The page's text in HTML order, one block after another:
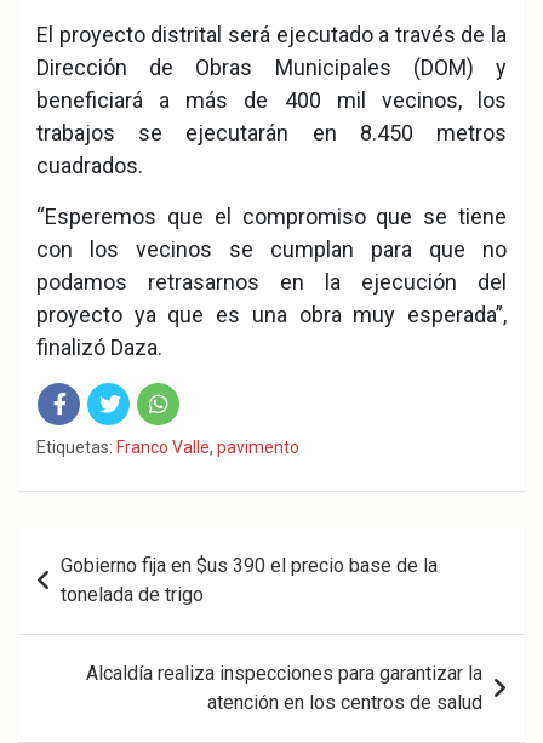
El proyecto distrital será ejecutado a través de la
Dirección de Obras Municipales (DOM) y
beneficiará a más de 400 mil vecinos, los
trabajos se ejecutarán en 8.450 metros
cuadrados.
“Esperemos que el compromiso que se tiene
con los vecinos se cumplan para que no
podamos retrasarnos en la ejecución del
proyecto ya que es una obra muy esperada”,
finalizó Daza.
Fac
eb
Twit
ter
Wha
tsA
Etiquetas: Franco Valle, pavimento
Navegación
de
entradas
Gobierno fija en $us 390 el precio base de la
tonelada de trigo
Alcaldía realiza inspecciones para garantizar la
atención en los centros de salud